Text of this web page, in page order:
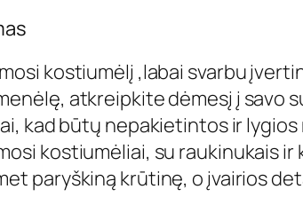
kostiumėlį ,labai svarbu
atkreipkite dėmesį į savo
kad būtų nepakietintos ir
kostiumėliai, su raukinukais
paryškiną krūtinę, o įvairios